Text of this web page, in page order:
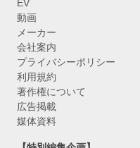
EV
動画
メーカー
会社案内
プライバシーポリシー
利用規約
著作権について
広告掲載
媒体資料